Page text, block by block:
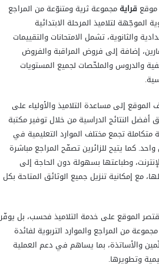
موقع قرايةمجموعة ثرية ومتنوّعة من المراجع
الموجّهة لتلاميذ المرحلة الابتدائية
والثانوية، تشمل الامتحانات والتقييمات
إضافة إلى فروض المراقبة والفروض
والدروس والملخّصات لجميع المستويات
إلى مساعدة التلاميذ والأولياء على
أفضل النتائج الدراسية من خلال توفير مكتبة
متكاملة تجمع مختلف الموارد التعليمية في
كما يتيح للزائرين تصفّح المراجع مباشرة
وطباعتها بسهولة دون الحاجة إلى
مع إمكانية تنزيل جميع الوثائق المتاحة بكل
الموقع على خدمة التلاميذ فحسب، بل يوفّر
من المراجع والموارد التربوية لفائدة
والأساتذة، بما يساهم في دعم العملية
وتطويرها.